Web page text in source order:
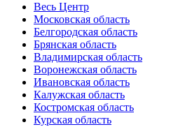
Весь Центр
Московская область
Белгородская область
Брянская область
Владимирская область
Воронежская область
Ивановская область
Калужская область
Костромская область
Курская область